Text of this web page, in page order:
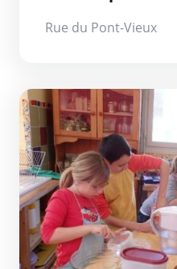
Rue du Pont-Vieux
Atelier : Cuisiner tout en